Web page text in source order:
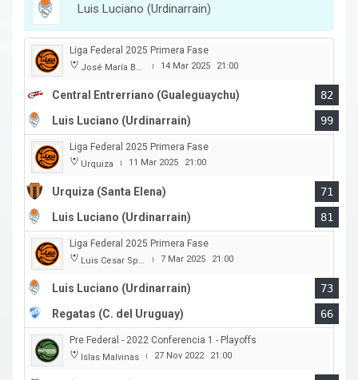
Luis Luciano (Urdinarrain)
Liga Federal 2025 Primera Fase
José María Bertora | 14 Mar 2025 21:00
Central Entrerriano (Gualeguaychu)
82
Luis Luciano (Urdinarrain)
99
Liga Federal 2025 Primera Fase
Urquiza | 11 Mar 2025 21:00
Urquiza (Santa Elena)
71
Luis Luciano (Urdinarrain)
81
Liga Federal 2025 Primera Fase
Luis Cesar Spiazzi | 7 Mar 2025 21:00
Luis Luciano (Urdinarrain)
73
Regatas (C. del Uruguay)
66
Pre Federal - 2022 Conferencia 1 - Playoffs
Islas Malvinas | 27 Nov 2022 21:00